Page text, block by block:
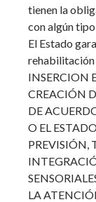
tienen la
con algún
El Estado
rehabilitación
INSERCION
CREACIÓN
DE
O EL
PREVISIÓN,
LA